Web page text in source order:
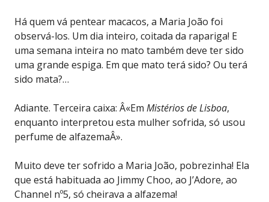
Há quem vá pentear macacos, a Maria João foi
observá-los. Um dia inteiro, coitada da rapariga! E
uma semana inteira no mato também deve ter sido
uma grande espiga. Em que mato terá sido? Ou terá
sido mata?…
Adiante. Terceira caixa: Â«Em Mistérios de Lisboa,
enquanto interpretou esta mulher sofrida, só usou
perfume de alfazemaÂ».
Muito deve ter sofrido a Maria João, pobrezinha! Ela
que está habituada ao Jimmy Choo, ao J’Adore, ao
Channel nº5, só cheirava a alfazema!